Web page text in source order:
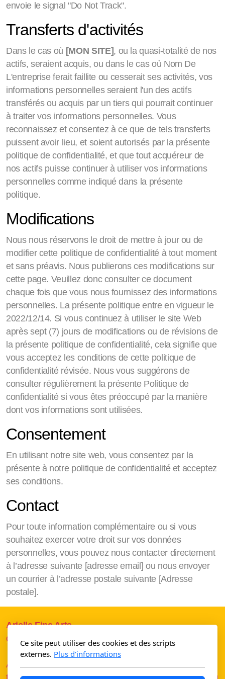
envoie le signal "Do Not Track".
Transferts d'activités
Dans le cas où [MON SITE], ou la quasi-totalité de nos
actifs, seraient acquis, ou dans le cas où Nom De
L'entreprise ferait faillite ou cesserait ses activités, vos
informations personnelles seraient l'un des actifs
transférés ou acquis par un tiers qui pourrait continuer
à traiter vos informations personnelles. Vous
reconnaissez et consentez à ce que de tels transferts
puissent avoir lieu, et soient autorisés par la présente
politique de confidentialité, et que tout acquéreur de
nos actifs puisse continuer à utiliser vos informations
personnelles comme indiqué dans la présente
politique.
Modifications
Nous nous réservons le droit de mettre à jour ou de
modifier cette politique de confidentialité à tout moment
et sans préavis. Nous publierons ces modifications sur
cette page. Veuillez donc consulter ce document
chaque fois que vous nous fournissez des informations
personnelles. La présente politique entre en vigueur le
2022/12/14. Si vous continuez à utiliser le site Web
après sept (7) jours de modifications ou de révisions de
la présente politique de confidentialité, cela signifie que
vous acceptez les conditions de cette politique de
confidentialité révisée. Nous vous suggérons de
consulter régulièrement la présente Politique de
confidentialité si vous êtes préoccupé par la manière
dont vos informations sont utilisées.
Consentement
En utilisant notre site web, vous consentez par la
présente à notre politique de confidentialité et acceptez
ses conditions.
Contact
Pour toute information complémentaire ou si vous
souhaitez exercer votre droit sur vos données
personnelles, vous pouvez nous contacter directement
à l’adresse suivante [adresse email] ou nous envoyer
un courrier à l’adresse postale suivante [Adresse
postale].
Arielle Fine Arts
contact@ariellefinearts.com
Arielle Fine Arts assists you to discover the best of
Ce site peut utiliser des cookies et des scripts
externes. Plus d'informations